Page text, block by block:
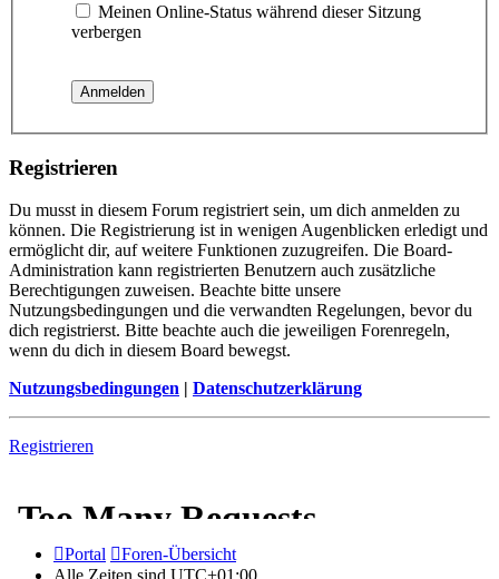
Meinen Online-Status während dieser Sitzung
verbergen
Registrieren
Du musst in diesem Forum registriert sein, um dich anmelden zu
können. Die Registrierung ist in wenigen Augenblicken erledigt und
ermöglicht dir, auf weitere Funktionen zuzugreifen. Die Board-
Administration kann registrierten Benutzern auch zusätzliche
Berechtigungen zuweisen. Beachte bitte unsere
Nutzungsbedingungen und die verwandten Regelungen, bevor du
dich registrierst. Bitte beachte auch die jeweiligen Forenregeln,
wenn du dich in diesem Board bewegst.
Nutzungsbedingungen | Datenschutzerklärung
Registrieren
Portal
Foren-Übersicht